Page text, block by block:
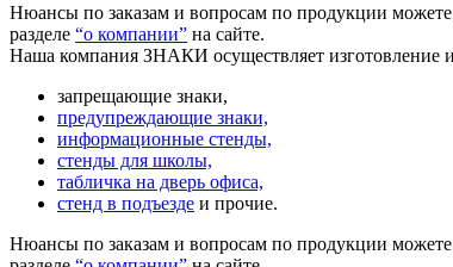
Нюансы по заказам и вопросам по продукции можете
разделе “о компании” на сайте.
Наша компания ЗНАКИ осуществляет изготовление
запрещающие знаки,
предупреждающие знаки,
информационные стенды,
стенды для школы,
табличка на дверь офиса,
стенд в подъезде и прочие.
Нюансы по заказам и вопросам по продукции можете